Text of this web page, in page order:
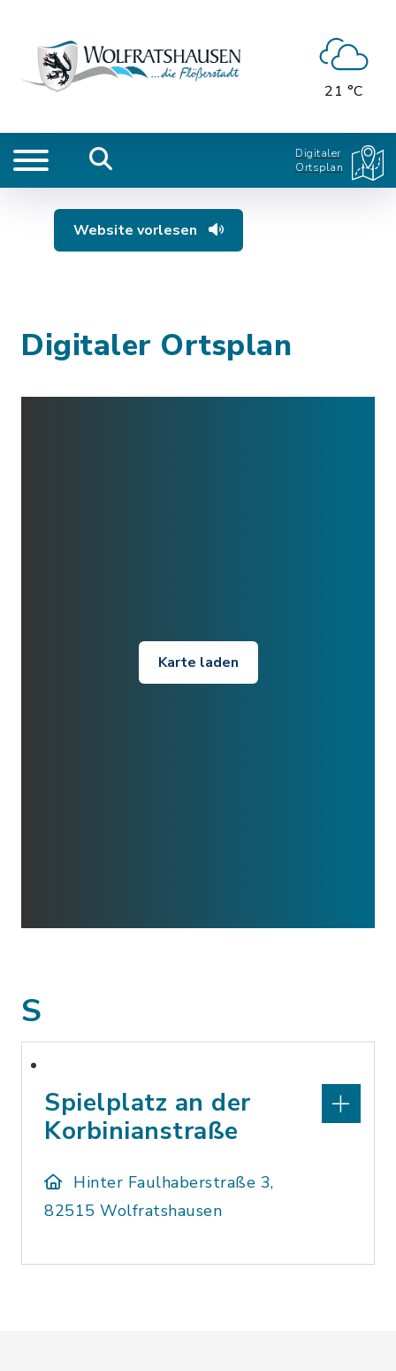
21 °C
Digitaler
Ortsplan
Website vorlesen
Digitaler Ortsplan
Karte laden
S
Spielplatz an der
Korbinianstraße
Hinter Faulhaberstraße 3,
82515 Wolfratshausen